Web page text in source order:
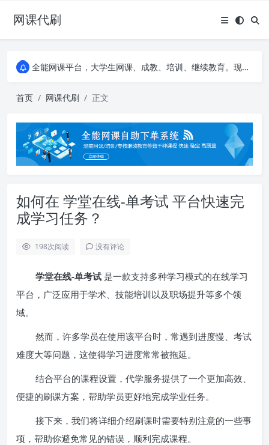
网课代刷
AI论文写作平台，根据真实文献内容生成论文
全能网课平台，大学生网课、成教、培训、继续教育。现已接入代刷代考项目3000+
全能网课平台，大学生网课、成教、培训、继续教育。现已接入代刷代考项目3000+
首页 网课代刷 正文
如何在 学堂在线-单考试 平台快速完
成学习任务？
198次阅读 没有评论
学堂在线-单考试 是一款支持多种学习模式的在线学习
平台，广泛应用于学术、技能培训以及职场提升等多个领
域。
然而，许多学员在使用该平台时，常遇到进度慢、考试
难度大等问题，这使得学习进度常常被拖延。
结合平台的课程设置，代学服务提供了一个更加高效、
便捷的刷课方案，帮助学员更好地完成学业任务。
接下来，我们将详细介绍刷课时需要特别注意的一些事
项，帮助你避免常见的错误，顺利完成课程。